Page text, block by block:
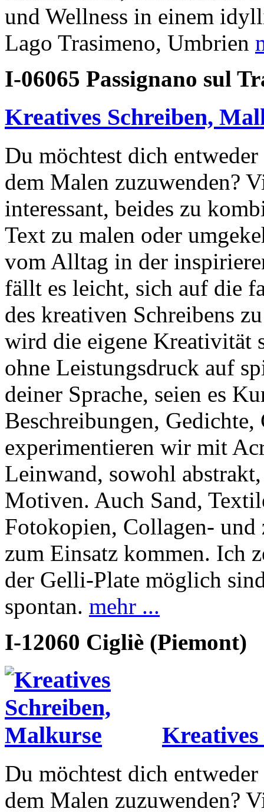
und Wellness in einem
Lago Trasimeno, Umbrien
I-06065 Passignano sul
Kreatives Schreiben,
Du möchtest dich
dem Malen zuzuwenden?
interessant, beides zu
Text zu malen oder
vom Alltag in der
fällt es leicht, sich auf die
des kreativen Schreibens
wird die eigene Kreativität
ohne Leistungsdruck auf
deiner Sprache, seien es
Beschreibungen,
experimentieren wir mit
Leinwand, sowohl
Motiven. Auch Sand,
Fotokopien, Collagen- und
zum Einsatz kommen. Ich
der Gelli-Plate möglich
spontan. mehr ...
I-12060 Cigliè (Piemont)
Du möchtest dich
dem Malen zuzuwenden?